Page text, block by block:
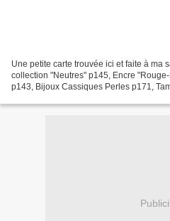
Une petite carte trouvée ici et faite à ma
collection "Neutres" p145, Encre
p143, Bijoux Cassiques Perles p171,